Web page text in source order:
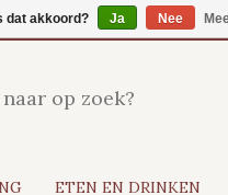
ETEN EN DRINKEN
dat akkoord? Ja Nee